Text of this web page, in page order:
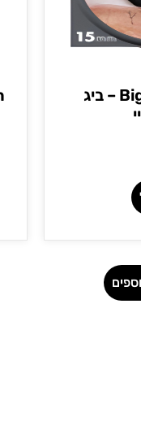
Big Evening Grey – ביג